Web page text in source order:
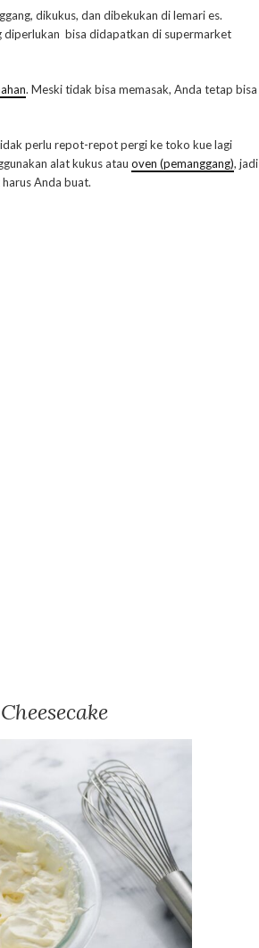
dikukus, dan dibekukan di lemari es.
diperlukan bisa didapatkan di supermarket
. Meski tidak bisa memasak, Anda tetap bisa
perlu repot-repot pergi ke toko kue lagi
alat kukus atau oven (pemanggang), jadi
harus Anda buat.
Cheesecake